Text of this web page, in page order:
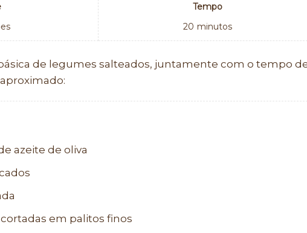
Tempo
20 minutos
de legumes salteados, juntamente com o tempo
azeite de oliva
em palitos finos